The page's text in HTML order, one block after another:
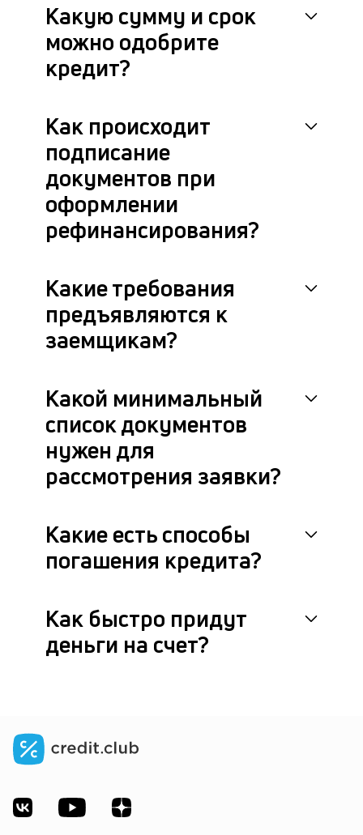
Какую сумму и срок
можно одобрите
кредит?
Как происходит
подписание
документов при
оформлении
рефинансирования?
Какие требования
предъявляются к
заемщикам?
Какой минимальный
список документов
нужен для
рассмотрения заявки?
Какие есть способы
погашения кредита?
Как быстро придут
деньги на счет?